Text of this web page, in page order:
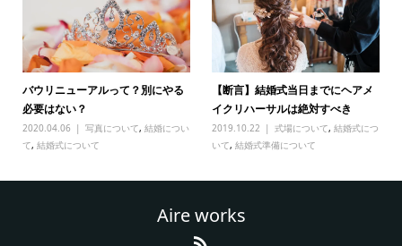
バウリニューアルって？別にやる
必要はない？
2020.04.06 写真について, 結婚につい
て, 結婚式について
【断言】結婚式当日までにヘアメ
イクリハーサルは絶対すべき
2019.10.22 式場について,結婚式につ
いて,結婚式準備について
Aire works